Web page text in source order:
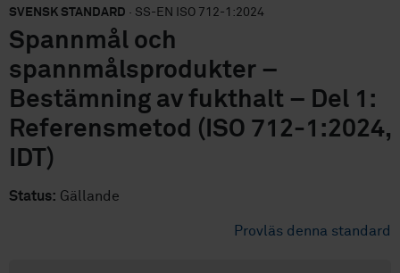
SVENSK STANDARD · SS-EN ISO 712-1:2024
Spannmål och
spannmålsprodukter –
Bestämning av fukthalt – Del 1:
Referensmetod (ISO 712-1:2024,
IDT)
Status: Gällande
Provläs denna standard